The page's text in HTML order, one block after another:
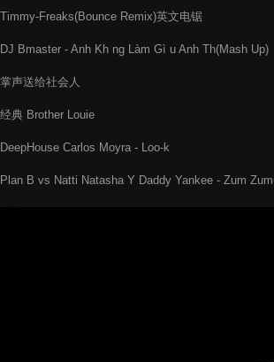
Timmy-Freaks(Bounce Remix)英文电锯
DJ Bmaster - Anh Kh ng Làm Gì u Anh Th(Mash Up)
掌声送给社会人
经典 Brother Louie
DeepHouse Carlos Moyra - Loo-k
Plan B vs Natti Natasha Y Daddy Yankee - Zum